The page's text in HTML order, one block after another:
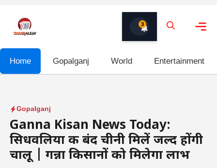
content
3
Home Gopalganj World Entertainment
Gopalganj
Ganna Kisan News Today:
सिधवलिया की बंद चीनी मिलें जल्द होंगी
चालू | गन्ना किसानों को मिलेगा लाभ